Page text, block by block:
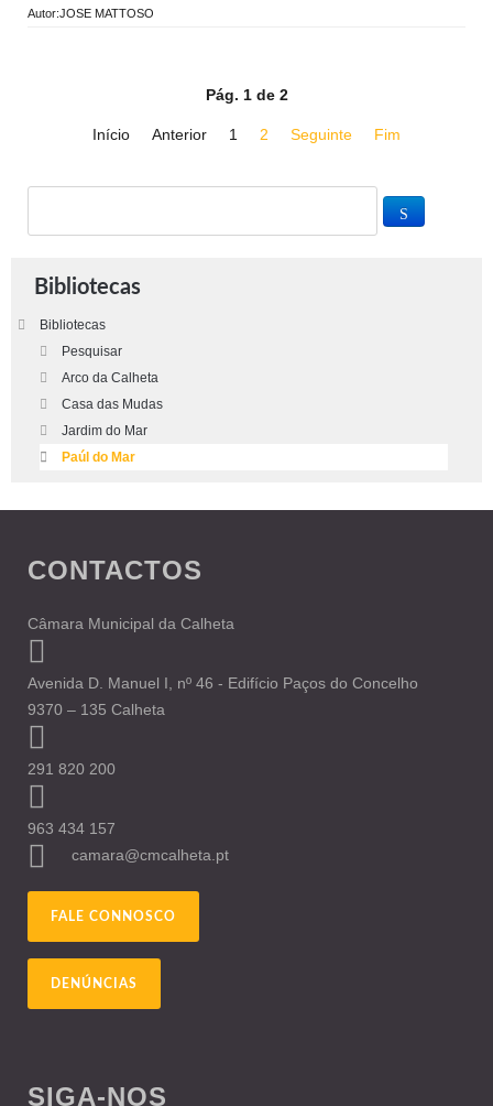
Autor:JOSE MATTOSO
Pág. 1 de 2
Início Anterior 1 2 Seguinte Fim
Bibliotecas
Bibliotecas
Pesquisar
Arco da Calheta
Casa das Mudas
Jardim do Mar
Paúl do Mar
CONTACTOS
Câmara Municipal da Calheta
Avenida D. Manuel I, nº 46 - Edifício Paços do Concelho
9370 – 135 Calheta
291 820 200
963 434 157
camara@cmcalheta.pt
FALE CONNOSCO
DENÚNCIAS
SIGA-NOS